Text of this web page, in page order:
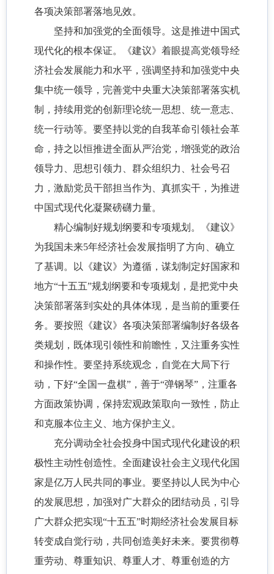
各项决策部署落地见效。
坚持和加强党的全面领导。这是推进中国式
现代化的根本保证。《建议》着眼提高党领导经
济社会发展能力和水平，强调坚持和加强党中央
集中统一领导，完善党中央重大决策部署落实机
制，持续用党的创新理论统一思想、统一意志、
统一行动等。要坚持以党的自我革命引领社会革
命，持之以恒推进全面从严治党，增强党的政治
领导力、思想引领力、群众组织力、社会号召
力，激励党员干部担当作为、真抓实干，为推进
中国式现代化凝聚磅礴力量。
精心编制好规划纲要和专项规划。《建议》
为我国未来5年经济社会发展指明了方向、确立
了基调。以《建议》为遵循，谋划制定好国家和
地方“十五五”规划纲要和专项规划，是把党中央
决策部署落到实处的具体体现，是当前的重要任
务。要按照《建议》各项决策部署编制好各级各
类规划，既体现引领性和前瞻性，又注重务实性
和操作性。要坚持系统观念，自觉在大局下行
动，下好“全国一盘棋”，善于“弹钢琴”，注重各
方面政策协调，保持宏观政策取向一致性，防止
和克服本位主义、地方保护主义。
充分调动全社会投身中国式现代化建设的积
极性主动性创造性。全面建设社会主义现代化国
家是亿万人民共同的事业。要坚持以人民为中心
的发展思想，加强对广大群众的团结动员，引导
广大群众把实现“十五五”时期经济社会发展目标
转变成自觉行动，共同创造美好未来。要贯彻尊
重劳动、尊重知识、尊重人才、尊重创造的方